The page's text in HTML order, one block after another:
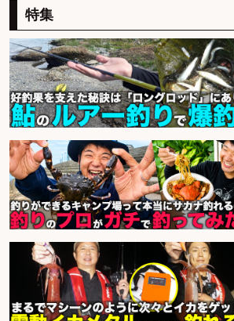
新鮮な魚料理×おでんの和食居酒屋
の若手スタッフ
会社名 サカナのハチベエ 矢場町店
sponsored by 求人ボックス
和食, 日本料理・懐石料理/店長・店
長候補/本物を知る大人の隠れ家!魚
の価値を上げ、地域を元気に!店長候
補募集
会社名 酒場あらかぶ 酒場あらかぶ
sponsored by 求人ボックス
精肉・青果・鮮魚販売/「志布志
市」「時給1,150円〜」志布志駅か
ら車5分/お魚のカットや商品の陳列
特集